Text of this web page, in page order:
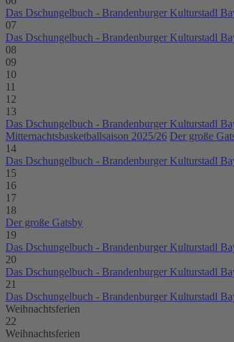
Das Dschungelbuch - Brandenburger Kulturstadl
07
Das Dschungelbuch - Brandenburger Kulturstadl
08
09
10
11
12
13
Das Dschungelbuch - Brandenburger Kulturstadl
Mitternachtsbasketballsaison 2025/26 Der große
14
Das Dschungelbuch - Brandenburger Kulturstadl
15
16
17
18
Der große Gatsby
19
Das Dschungelbuch - Brandenburger Kulturstadl
20
Das Dschungelbuch - Brandenburger Kulturstadl
21
Das Dschungelbuch - Brandenburger Kulturstadl
Weihnachtsferien
22
Weihnachtsferien